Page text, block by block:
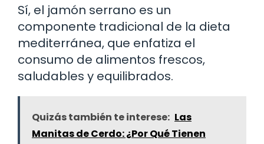
Sí, el jamón serrano es un
componente tradicional de la dieta
mediterránea, que enfatiza el
consumo de alimentos frescos,
saludables y equilibrados.
Quizás también te interese: Las
Manitas de Cerdo: ¿Por Qué Tienen